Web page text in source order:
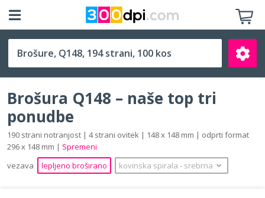
Q148 (148 x 148 mm)
Išči
Brošura Q148 – naše top tri
ponudbe
190 strani notranjost | 4 strani ovitek | 148 x 148 mm | odprti format
296 x 148 mm | Spremeni
vezava
lepljeno broširano kovinska spirala ‐ srebrna